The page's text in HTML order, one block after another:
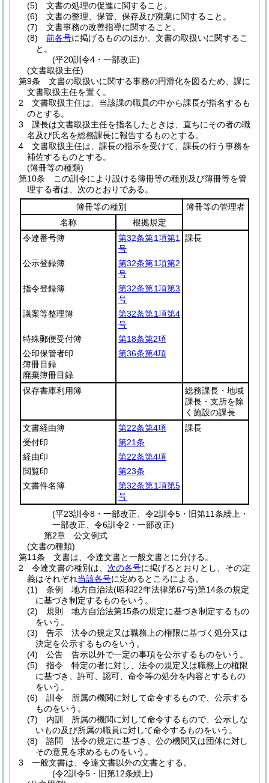
(5)
文書の処理の促進に関すること。
(6)
文書の整理、保管、保存及び廃棄に関すること。
(7)
文書事務の改善指導に関すること。
(8)
前各号に掲げるもののほか、文書の取扱いに関するこ
と。
(平20訓令4・一部改正)
(文書取扱主任)
第9条
文書の取扱いに関する事務の円滑化を図るため、課に
文書取扱主任を置く。
2
文書取扱主任は、当該課の職員の中から課長が指名するも
のとする。
3
課長は文書取扱主任を指名したときは、直ちにその者の職
名及び氏名を総務課長に報告するものとする。
4
文書取扱主任は、課長の指示を受けて、課長の行う事務を
補佐するものとする。
(簿冊等の種類)
第10条
この訓令により設ける簿冊等の種別及び簿冊等を管
理する者は、次のとおりである。
簿冊等の種別
簿冊等の管理者
名称
根拠規定
令達番号簿
第32条第1項第1
号
課長
公示登録簿
第32条第1項第2
号
指令登録簿
第32条第1項第3
号
議案等整理簿
第32条第1項第4
号
特殊郵便受付簿
第18条第2項
公印保管者印
簿冊目録
廃棄簿冊目録
第36条第4項
保存書庫利用簿
総務課長・地域
課長・支所を除
く施設の課長
文書経由簿
第22条第4項
課長
受付印
第21条
経由印
第22条第4項
閲覧印
第23条
文書件名簿
第32条第1項第5
号
(平23訓令8・一部改正、令2訓令5・旧第11条繰上・
一部改正、令6訓令2・一部改正)
第2章
公文例式
(文書の種類)
第11条
文書は、令達文書と一般文書とに分ける。
2
令達文書の種別は、 次の各号に掲げるとおりとし、その定
義はそれぞれ当該各号に定めるところによる。
(1)
条例 地方自治法(昭和22年法律第67号)第14条の規定
に基づき制定するものをいう。
(2)
規則 地方自治法第15条の規定に基づき制定するもの
をいう。
(3)
告示 法令の規定又は職務上の権限に基づく処分又は
決定を公示するものをいう。
(4)
公告 告示以外で一定の事項を公示するものをいう。
(5)
指令 特定の者に対し、法令の規定又は職務上の権限
に基づき、許可、認可、命令等の処分を内容とするもの
をいう。
(6)
訓令 所属の機関に対して命令するもので、公示する
ものをいう。
(7)
内訓 所属の機関に対して命令するもので、公示しな
いもの及び所属の職員に対して命令するものをいう。
(8)
諮問 法令の規定に基づき、公の機関又は団体に対し
その意見を求めるものをいう。
3
一般文書は、令達文書以外の文書とする。
(令2訓令5・旧第12条繰上)